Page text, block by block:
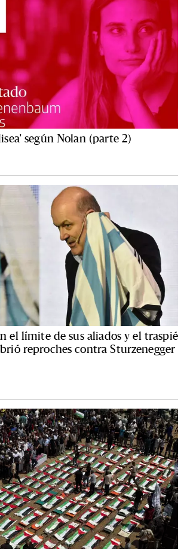
según Nolan (parte 2)
el límite de sus aliados y el traspié
reproches contra Sturzenegger